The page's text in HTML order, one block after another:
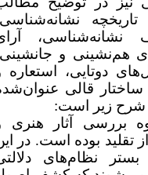
نشانه‌شناسی،
آرای
هم‌نشینی و جانشینی،
دوتایی، استعاره و
قالی عنوان‌شده
زیر است:
بررسی آثار هنری و
بوده است. در این
نظام‌های دلالتی